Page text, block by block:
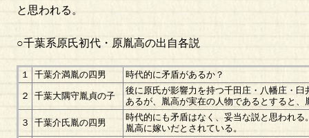
と思われる。
○千葉系原氏初代・原胤高の出自各説
１ 千葉介満胤の四男 時代的に矛盾があるか？
２ 千葉大隅守胤貞の子
後に原氏が影響力を持つ千田庄・八幡庄・
あるが、胤高が実在の人物であるとすると
３ 千葉介氏胤の四男
時代的にも矛盾はなく、妥当な説と思われ
胤高に嫁いだとされている。